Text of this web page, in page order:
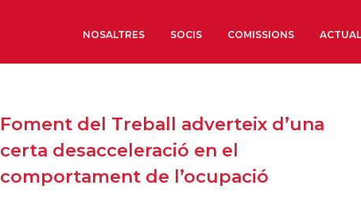
NOSALTRES
Òrgans de Govern
Òrgans Consultius
Estructura Executiva
SOCIS COMISSIONS
Foment del Treball adverteix d’una
certa desacceleració en el
comportament de l’ocupació